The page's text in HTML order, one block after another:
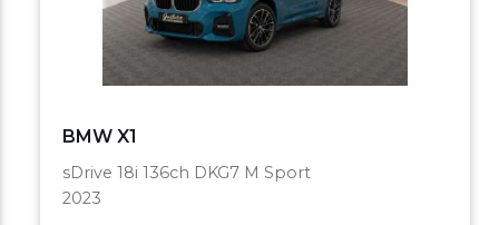
BMW X1
sDrive 18i 136ch DKG7 M Sport
2023